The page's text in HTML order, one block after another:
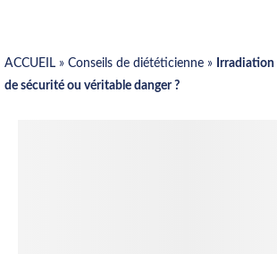
ACCUEIL » Conseils de diététicienne » Irradiation
de sécurité ou véritable danger ?